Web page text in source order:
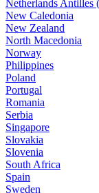
Netherlands Antilles
New Caledonia
New Zealand
North Macedonia
Norway
Philippines
Poland
Portugal
Romania
Serbia
Singapore
Slovakia
Slovenia
South Africa
Spain
Sweden